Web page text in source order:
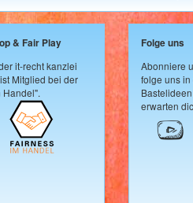
& Fair Play
it-recht kanzlei
Mitglied bei der
Handel".
Folge uns
Abonniere
folge uns
erwarten